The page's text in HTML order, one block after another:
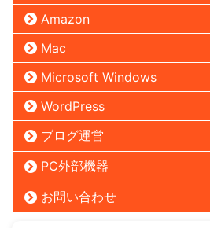
Amazon
Mac
Microsoft Windows
WordPress
ブログ運営
PC外部機器
お問い合わせ